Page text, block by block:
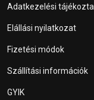
Adatkezelési
Elállási nyilatkozat
Fizetési módok
Szállítási információk
GYIK